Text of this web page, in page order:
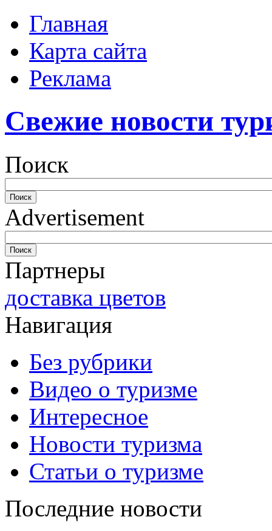
Главная
Карта сайта
Реклама
Свежие новости
Поиск
Advertisement
Партнеры
доставка цветов
Навигация
Без рубрики
Видео о туризме
Интересное
Новости туризма
Статьи о туризме
Последние новости